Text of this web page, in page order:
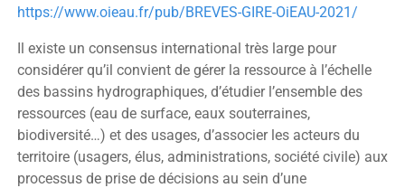
https://www.oieau.fr/pub/BREVES-GIRE-OiEAU-2021/
Il existe un consensus international très large pour
considérer qu’il convient de gérer la ressource à l’échelle
des bassins hydrographiques, d’étudier l’ensemble des
ressources (eau de surface, eaux souterraines,
biodiversité…) et des usages, d’associer les acteurs du
territoire (usagers, élus, administrations, société civile) aux
processus de prise de décisions au sein d’une